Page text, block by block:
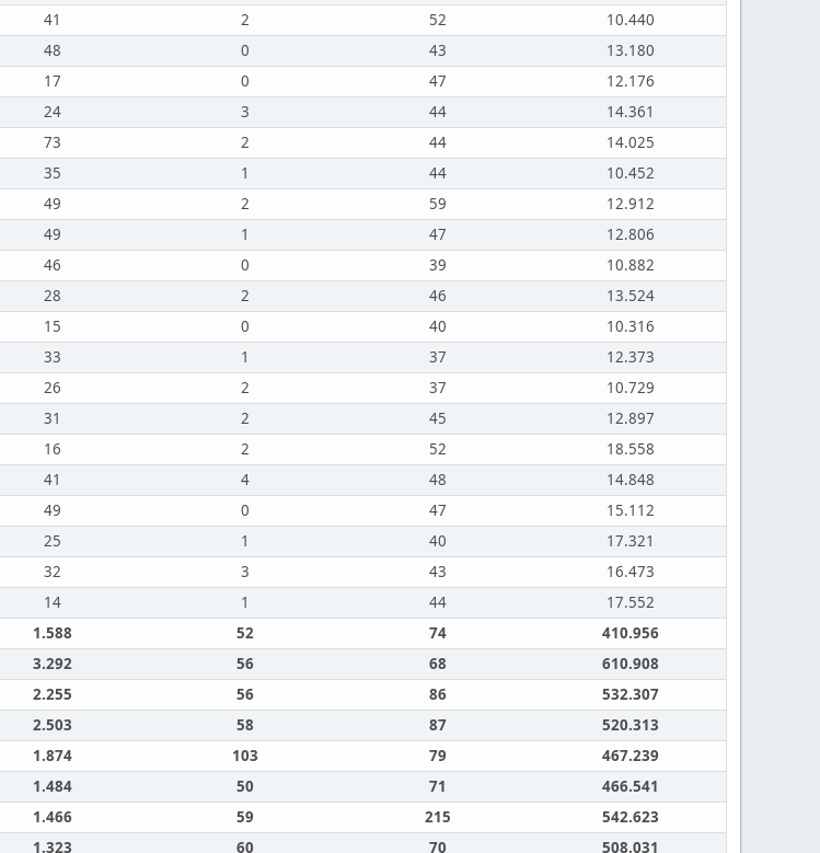
41 2 52
10.440
48 0 43
13.180
17 0 47
12.176
24 3 44
14.361
73 2 44
14.025
35 1 44
10.452
49 2 59
12.912
49 1 47
12.806
46 0 39
10.882
28 2 46
13.524
15 0 40
10.316
33 1 37
12.373
26 2 37
10.729
31 2 45
12.897
16 2 52
18.558
41 4 48
14.848
49 0 47
15.112
25 1 40
17.321
32 3 43
16.473
14 1 44
17.552
1.588 52 74
410.956
3.292 56 68
610.908
2.255 56 86
532.307
2.503 58 87
520.313
1.874 103 79
467.239
1.484 50 71
466.541
1.466 59 215
542.623
1.323 60 70 508.031